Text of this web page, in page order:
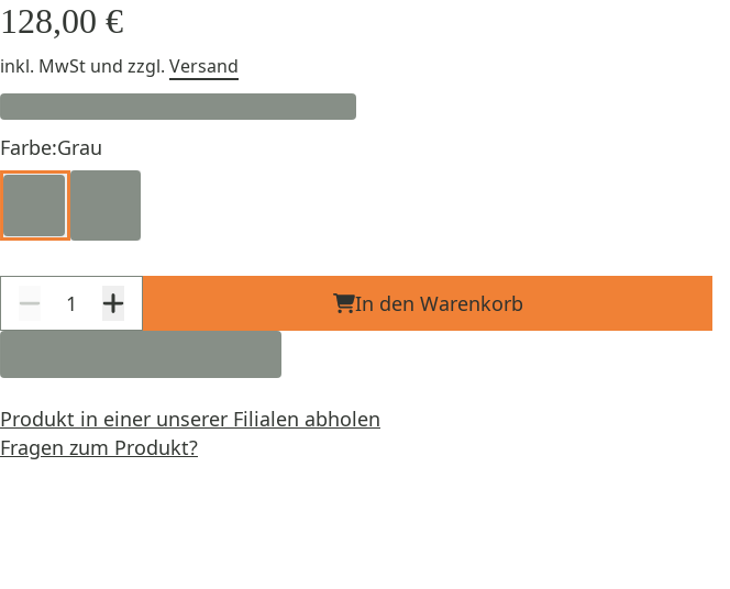
128,00 €
inkl. MwSt und zzgl. Versand
Farbe:Grau
In den Warenkorb
Produkt in einer unserer Filialen abholen
Fragen zum Produkt?